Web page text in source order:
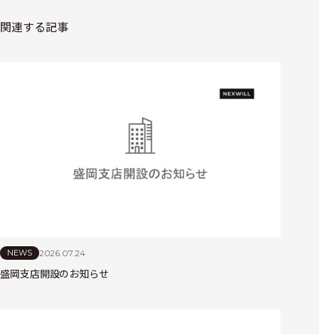
関連する記事
NEWS 2026.07.24
盛岡支店開設のお知らせ